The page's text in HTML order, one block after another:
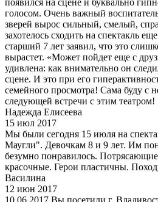
голосом. Очень важный
зверей вырос сильный, смелый,
захотелось сходить на спектакль
старший 7 лет заявил, что это
вырастет. «Может пойдет еще с
удивлена: как внимательно он
сцене. И это при его
семейного просмотра! Сама буду с
следующей встречи с этим театром!
Надежда Елисеева
15 июл 2017
Мы были сегодня 15 июля на
Маугли". Девочкам 8 и 9 лет. Им
безумно понравилось.
красочные. Герои пластичны.
Василина
12 июн 2017
10.06.2017 Вы посетили г.